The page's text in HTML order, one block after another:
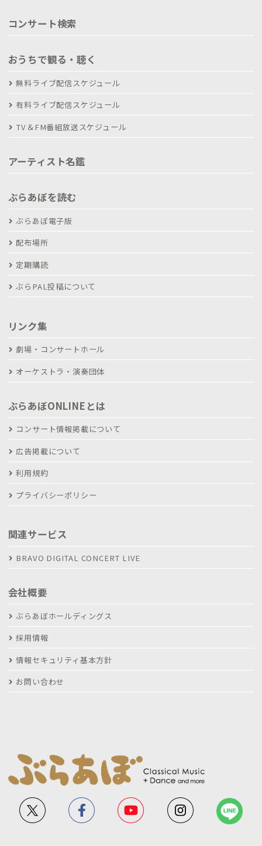
コンサート検索
おうちで観る・聴く
無料ライブ配信スケジュール
有料ライブ配信スケジュール
TV＆FM番組放送スケジュール
アーティスト名鑑
ぶらあぼを読む
ぶらあぼ電子版
配布場所
定期購読
ぶらPAL投稿について
リンク集
劇場・コンサートホール
オーケストラ・演奏団体
ぶらあぼONLINEとは
コンサート情報掲載について
広告掲載について
利用規約
プライバシーポリシー
関連サービス
BRAVO DIGITAL CONCERT LIVE
会社概要
ぶらあぼホールディングス
採用情報
情報セキュリティ基本方針
お問い合わせ